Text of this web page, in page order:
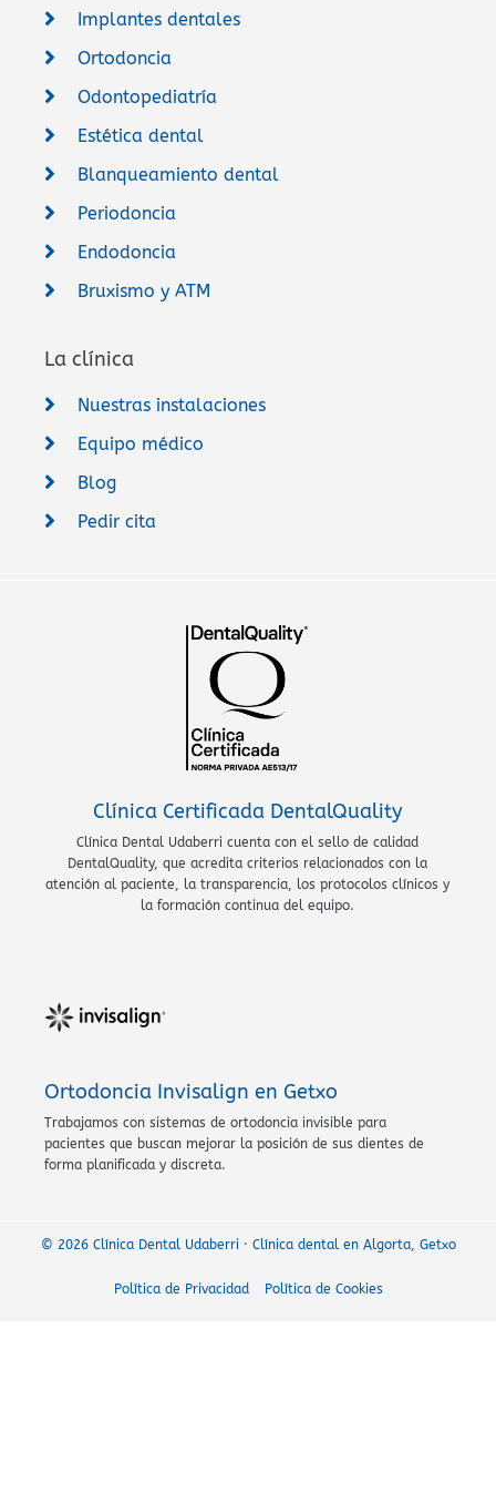
Implantes dentales
Ortodoncia
Odontopediatría
Estética dental
Blanqueamiento dental
Periodoncia
Endodoncia
Bruxismo y ATM
La clínica
Nuestras instalaciones
Equipo médico
Blog
Pedir cita
Clínica Certificada DentalQuality
Clínica Dental Udaberri cuenta con el sello de calidad
DentalQuality, que acredita criterios relacionados con la
atención al paciente, la transparencia, los protocolos clínicos y
la formación continua del equipo.
Ortodoncia Invisalign en Getxo
Trabajamos con sistemas de ortodoncia invisible para
pacientes que buscan mejorar la posición de sus dientes de
forma planificada y discreta.
© 2026 Clínica Dental Udaberri · Clínica dental en Algorta, Getxo
Política de Privacidad Política de Cookies